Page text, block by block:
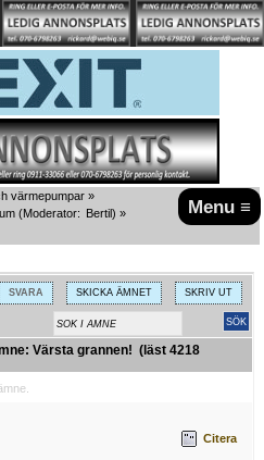
Menu ≡
värmepumpar »
(Moderator: Bertil) »
SVARA SKICKA ÄMNET SKRIV UT
Värsta grannen! (läst 4218
Citera